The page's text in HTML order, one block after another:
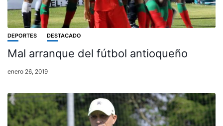
DEPORTES DESTACADO
Mal arranque del fútbol antioqueño
enero 26, 2019